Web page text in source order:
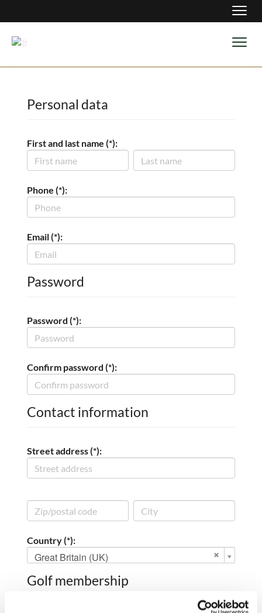
Personal data
First and last name (*):
Phone (*):
Email (*):
Password
Password (*):
Confirm password (*):
Contact information
Street address (*):
Country (*):
Great Britain (UK)
Golf membership